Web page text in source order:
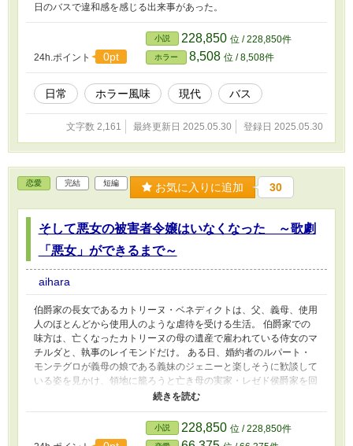
日のバスで違和感を感じる出来事があった。
24h.ポイント 0pt
小説 228,850 位 / 228,850件
ホラー 8,508 位 / 8,508件
日常 ホラー風味 現代 バス
文字数 2,161 最終更新日 2025.05.30 登録日 2025.05.30
恋愛 完結 短編 お気に入りに追加 30
そして悪女の被害者令嬢はいなくなった ～歌劇
「悪女」ができるまで～
aihara
伯爵家の長女であるカトリーヌ・ベネディクトは、父、義母、使用
人のほとんどから使用人のような虐待を受ける生活。 伯爵家での
味方は、亡くなったカトリーヌの母の遺産で雇われている侍女のマ
チルダと、執事のレイモンドだけ。 ある日、婚約者のルパート・
モンテグロが義母の娘である義妹のジェニーと楽しそうに歓談して
いる姿を見かけ、領地に籠ろうと亡き母の実家・レゼド侯爵家を回
って田園地帯のベネディクト伯爵領へと向かう。 しかしその途
を、王都に残った執事のレイモンドが知る。 そしてその事故によ
って、伯爵家の生活が一変する。 果たしてカトリーヌの行方
小説 228,850 位 / 228,850件